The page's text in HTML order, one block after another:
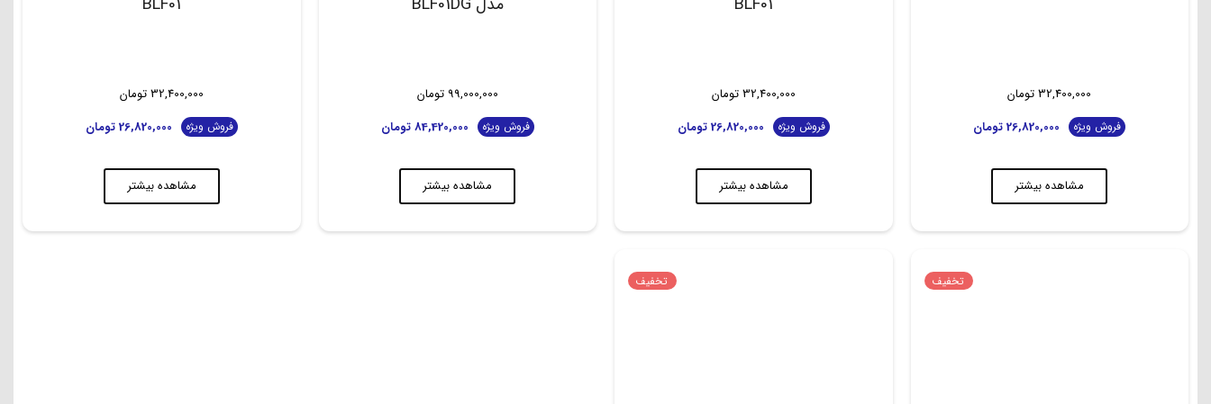
32,400,000 تومان
فروش ویژه 26,820,000 تومان
مشاهده بیشتر
32,400,000 تومان
فروش ویژه 26,820,000 تومان
مشاهده بیشتر
99,000,000 تومان
فروش ویژه 84,420,000 تومان
مشاهده بیشتر
32,400,000 تومان
فروش ویژه 26,820,000 تومان
مشاهده بیشتر
تخفیف تخفیف